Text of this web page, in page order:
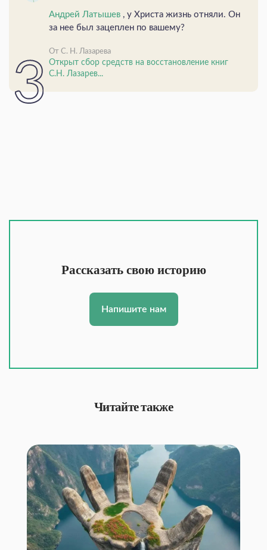
Андрей Латышев , у Христа жизнь отняли. Он
за нее был зацеплен по вашему?
От С. Н. Лазарева
Открыт сбор средств на восстановление книг
С.Н. Лазарев...
Рассказать свою историю
Напишите нам
Читайте также